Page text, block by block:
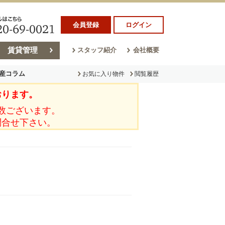
会員登録 ログイン
賃貸管理 スタッフ紹介 会社概要
コラム
ム
お気に入り物件 閲覧履歴
ます。
ざいます。
せ下さい。